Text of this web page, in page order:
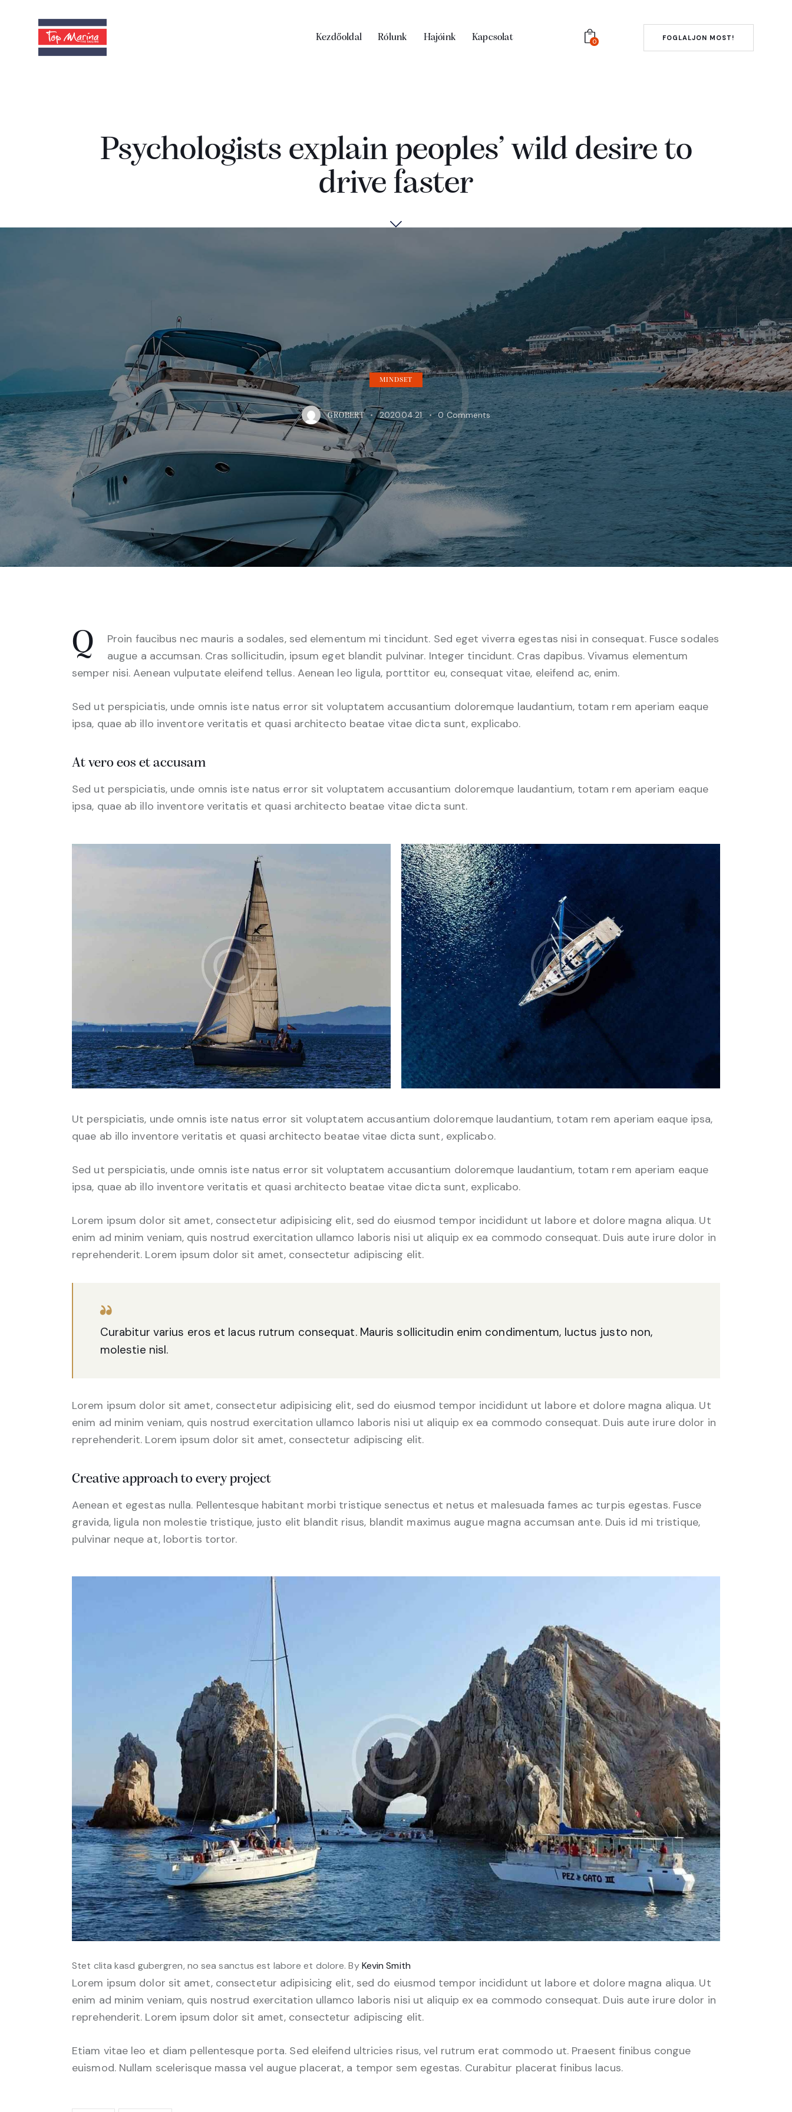
Kezdőoldal Rólunk Hajóink Kapcsolat 0 FOGLALJON MOST!
Psychologists explain peoples’ wild desire to
drive faster
MINDSET
GROBERT 2020.04.21. 0 Comments
Q
Proin faucibus nec mauris a sodales, sed elementum mi tincidunt. Sed eget viverra egestas nisi in consequat. Fusce sodales
augue a accumsan. Cras sollicitudin, ipsum eget blandit pulvinar. Integer tincidunt. Cras dapibus. Vivamus elementum
semper nisi. Aenean vulputate eleifend tellus. Aenean leo ligula, porttitor eu, consequat vitae, eleifend ac, enim.
Sed ut perspiciatis, unde omnis iste natus error sit voluptatem accusantium doloremque laudantium, totam rem aperiam eaque
ipsa, quae ab illo inventore veritatis et quasi architecto beatae vitae dicta sunt, explicabo.
At vero eos et accusam
Sed ut perspiciatis, unde omnis iste natus error sit voluptatem accusantium doloremque laudantium, totam rem aperiam eaque
ipsa, quae ab illo inventore veritatis et quasi architecto beatae vitae dicta sunt.
Ut perspiciatis, unde omnis iste natus error sit voluptatem accusantium doloremque laudantium, totam rem aperiam eaque ipsa,
quae ab illo inventore veritatis et quasi architecto beatae vitae dicta sunt, explicabo.
Sed ut perspiciatis, unde omnis iste natus error sit voluptatem accusantium doloremque laudantium, totam rem aperiam eaque
ipsa, quae ab illo inventore veritatis et quasi architecto beatae vitae dicta sunt, explicabo.
Lorem ipsum dolor sit amet, consectetur adipisicing elit, sed do eiusmod tempor incididunt ut labore et dolore magna aliqua. Ut
enim ad minim veniam, quis nostrud exercitation ullamco laboris nisi ut aliquip ex ea commodo consequat. Duis aute irure dolor in
reprehenderit. Lorem ipsum dolor sit amet, consectetur adipiscing elit.
Curabitur varius eros et lacus rutrum consequat. Mauris sollicitudin enim condimentum, luctus justo non,
molestie nisl.
Lorem ipsum dolor sit amet, consectetur adipisicing elit, sed do eiusmod tempor incididunt ut labore et dolore magna aliqua. Ut
enim ad minim veniam, quis nostrud exercitation ullamco laboris nisi ut aliquip ex ea commodo consequat. Duis aute irure dolor in
reprehenderit. Lorem ipsum dolor sit amet, consectetur adipiscing elit.
Creative approach to every project
Aenean et egestas nulla. Pellentesque habitant morbi tristique senectus et netus et malesuada fames ac turpis egestas. Fusce
gravida, ligula non molestie tristique, justo elit blandit risus, blandit maximus augue magna accumsan ante. Duis id mi tristique,
pulvinar neque at, lobortis tortor.
Stet clita kasd gubergren, no sea sanctus est labore et dolore. ByKevin Smith
Lorem ipsum dolor sit amet, consectetur adipisicing elit, sed do eiusmod tempor incididunt ut labore et dolore magna aliqua. Ut
enim ad minim veniam, quis nostrud exercitation ullamco laboris nisi ut aliquip ex ea commodo consequat. Duis aute irure dolor in
reprehenderit. Lorem ipsum dolor sit amet, consectetur adipiscing elit.
Etiam vitae leo et diam pellentesque porta. Sed eleifend ultricies risus, vel rutrum erat commodo ut. Praesent finibus congue
euismod. Nullam scelerisque massa vel augue placerat, a tempor sem egestas. Curabitur placerat finibus lacus.